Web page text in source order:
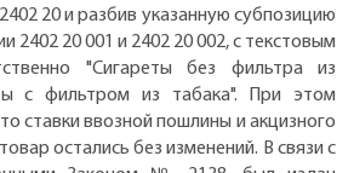
20 и разбив указанную субпозицию
2402 20 001 и 2402 20 002, с текстовым
"Сигареты без фильтра из
с фильтром из табака". При этом
ставки ввозной пошлины и акцизного
остались без изменений. В связи с